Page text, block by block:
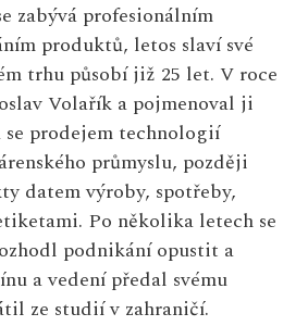
zabývá profesionálním
produktů, letos slaví své
trhu působí již 25 let. V roce
Volařík a pojmenoval ji
prodejem technologií
průmyslu, později
datem výroby, spotřeby,
Po několika letech se
podnikání opustit a
a vedení předal svému
ze studií v zahraničí.